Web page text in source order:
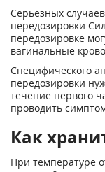
Серьезных
передозировки
передозировке
вагинальные
Специфического
передозировки
течение первого
проводить
Как
При температуре